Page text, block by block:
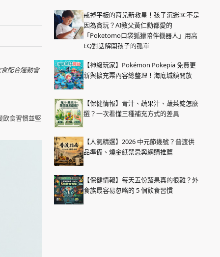
配合運動會
飲食習慣並堅
戒掉平板的育兒新救星！孩子沉迷3C不是
因為貪玩？AI教父黃仁勳都愛的
「Poketomo口袋狐獴陪伴機器人」用高
EQ對話解開孩子的孤單
【神級玩家】Pokémon Pokepia 免費更
新與擴充票內容總整理！海底城鎮開放
【保健情報】青汁、蔬果汁、蔬菜錠怎麼
選？一次看懂三種補充方式的差異
【人氣精選】2026 中元節幾號？普渡供
品準備、燒金紙禁忌與網購推薦
【保健情報】每天五份蔬果真的很難？外
食族最容易忽略的 5 個飲食習慣